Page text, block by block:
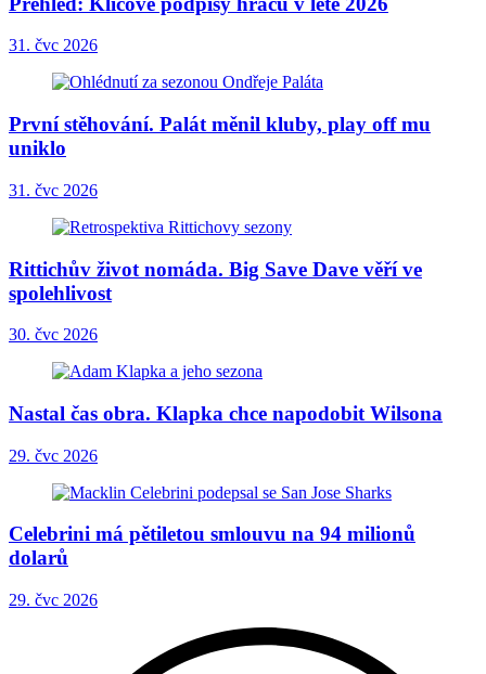
31. čvc 2026
První stěhování. Palát měnil kluby, play off mu
uniklo
31. čvc 2026
Rittichův život nomáda. Big Save Dave věří ve
spolehlivost
30. čvc 2026
Nastal čas obra. Klapka chce napodobit Wilsona
29. čvc 2026
Celebrini má pětiletou smlouvu na 94 milionů
dolarů
29. čvc 2026